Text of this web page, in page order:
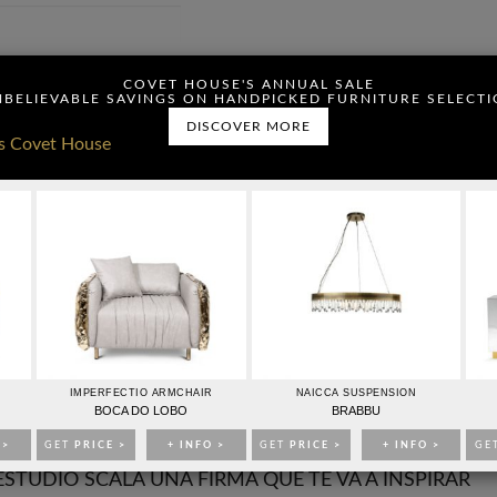
COVET HOUSE'S ANNUAL SALE
SAVINGS ON HANDPICKED FURNITURE
DISCOVER MORE
IMPERFECTIO ARMCHAIR
BOCA DO LOBO
GET PRICE > + INFO >
NAICCA SUSPENSION
BRABBU
GET PRICE > + INFO >
SCALA UNA FIRMA QUE TE VÁ A INSPIRAR